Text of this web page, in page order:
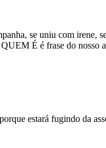
se uniu com irene,
QUEM É é frase do
estará fugindo da